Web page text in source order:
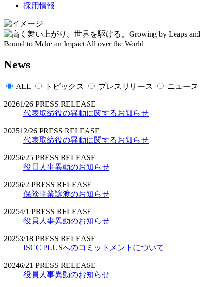
採用情報
News
ALL トピックス プレスリリース ニュース
20261/26 PRESS RELEASE
代表取締役の異動に関するお知らせ
202512/26 PRESS RELEASE
代表取締役の異動に関するお知らせ
20256/25 PRESS RELEASE
役員人事異動のお知らせ
20256/2 PRESS RELEASE
保険事業譲渡のお知らせ
20254/1 PRESS RELEASE
役員人事異動のお知らせ
20253/18 PRESS RELEASE
ISCC PLUSへのコミットメントについて
20246/21 PRESS RELEASE
役員人事異動のお知らせ